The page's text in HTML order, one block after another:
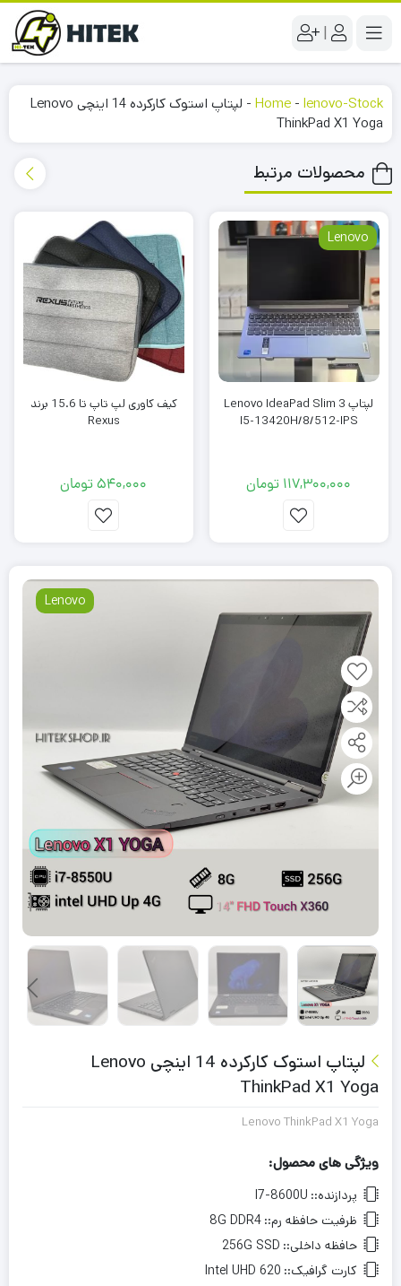
|
Home - lenovo-Stock
-
لپتاپ استوک کارکرده 14 اینچی Lenovo
ThinkPad X1 Yoga
محصولات مرتبط
Lenovo
لپتاپ Lenovo IdeaPad Slim 3
I5-13420H/8/512-IPS
117,300,000 تومان
کیف کاوری لپ تاپ تا 15.6 برند
Rexus
540,000تومان
Lenovo
لپتاپ استوک کارکرده 14 اینچی Lenovo
ThinkPad X1 Yoga
Lenovo ThinkPad X1 Yoga
ویژگی های محصول:
پردازنده:: I7-8600U
ظرفیت حافظه رم:: 8G DDR4
حافظه داخلی:: 256G SSD
کارت گرافیک:: Intel UHD 620